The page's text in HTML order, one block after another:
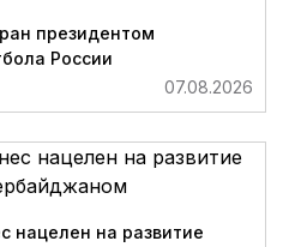
президентом
России
07.08.2026
нацелен на развитие